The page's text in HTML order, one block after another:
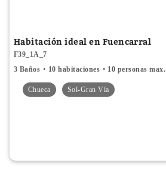
Habitación ideal en Fuencarral
F39_1A_7
3 Baños
10 habitaciones 10 personas max.
Chueca Sol-Gran Vía